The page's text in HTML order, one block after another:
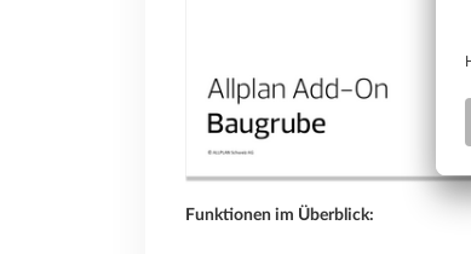
Funktionen im Überblick: